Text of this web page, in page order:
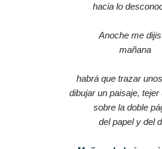
hacia lo
Anoche me
mañana
habrá que trazar
dibujar un paisaje, tejer
sobre la doble
del papel y del